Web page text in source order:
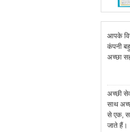
आपके
कंपनी
अच्छा
अच्छी
साथ
से एक,
जाते हैं।